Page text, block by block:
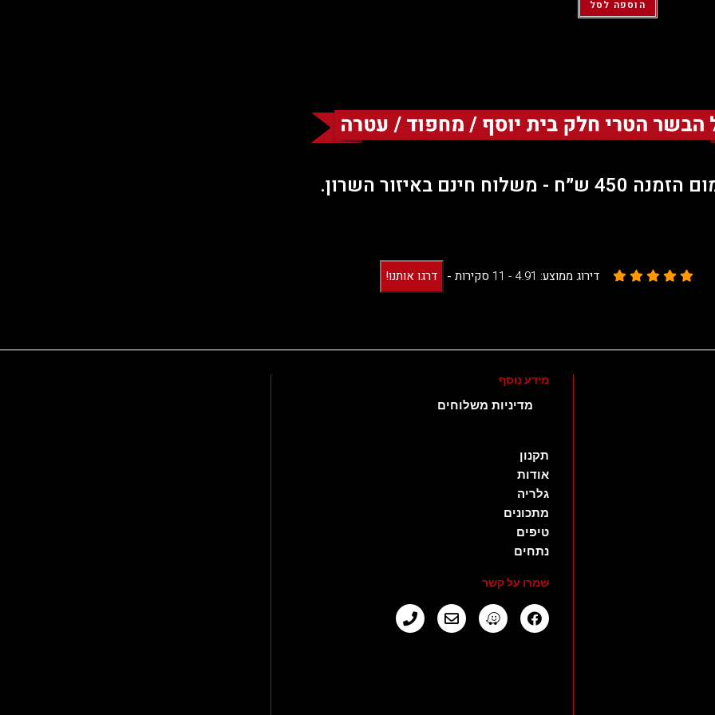
הוספה לסל
ש״ח - משלוח חינם באיזור השרון.
דירוג ממוצע: 4.91 -
11 סקירות - דרגו אותנו!
מידע נוסף
מדיניות משלוחים
תקנון
אודות
גלריה
מתכונים
טיפים
נתחים
שמרו על קשר